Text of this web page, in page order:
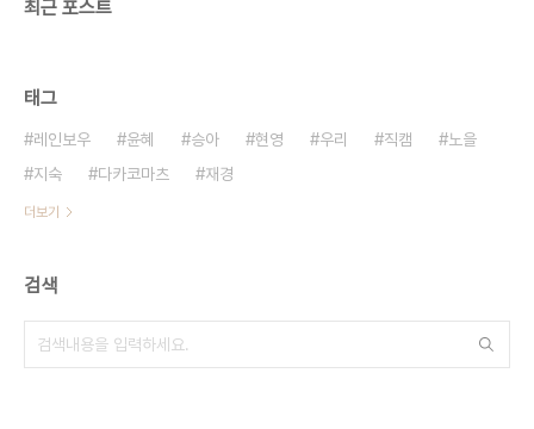
최근 포스트
태그
레인보우 윤혜 승아 현영 우리 직캠
노을
지숙
다카코마츠 재경
더보기
검색